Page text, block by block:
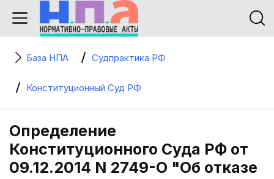
База НПА Судпрактика РФ
Конституционный Суд РФ
Определение
Конституционного Суда РФ от
09.12.2014 N 2749-О "Об отказе